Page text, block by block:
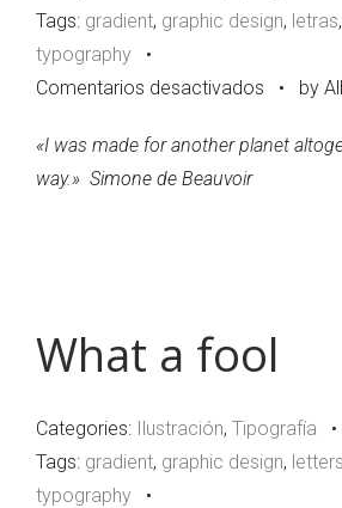
Tags: gradient, graphic design, letras,
typography •
Comentarios desactivados en
Queen
• by
«I was made for another planet
way.» Simone de Beauvoir
What a fool
Categories: Ilustración, Tipografía •
Tags: gradient, graphic design, letters
typography •